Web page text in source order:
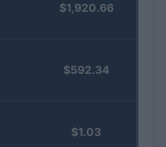
$1,920.66
$592.34
$1.03